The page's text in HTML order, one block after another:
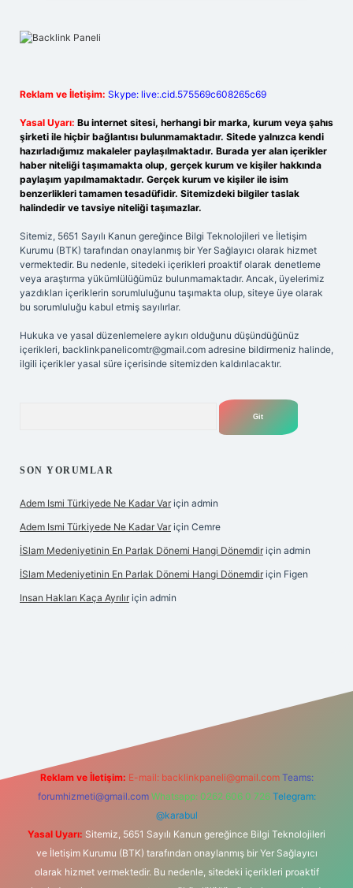
Reklam ve İletişim: Skype: live:.cid.575569c608265c69
Yasal Uyarı: Bu internet sitesi, herhangi bir marka, kurum veya şahıs
şirketi ile hiçbir bağlantısı bulunmamaktadır. Sitede yalnızca kendi
hazırladığımız makaleler paylaşılmaktadır. Burada yer alan içerikler
haber niteliği taşımamakta olup, gerçek kurum ve kişiler hakkında
paylaşım yapılmamaktadır. Gerçek kurum ve kişiler ile isim
benzerlikleri tamamen tesadüfidir. Sitemizdeki bilgiler taslak
halindedir ve tavsiye niteliği taşımazlar.
Sitemiz, 5651 Sayılı Kanun gereğince Bilgi Teknolojileri ve İletişim
Kurumu (BTK) tarafından onaylanmış bir Yer Sağlayıcı olarak hizmet
vermektedir. Bu nedenle, sitedeki içerikleri proaktif olarak denetleme
veya araştırma yükümlülüğümüz bulunmamaktadır. Ancak, üyelerimiz
yazdıkları içeriklerin sorumluluğunu taşımakta olup, siteye üye olarak
bu sorumluluğu kabul etmiş sayılırlar.
Hukuka ve yasal düzenlemelere aykırı olduğunu düşündüğünüz
içerikleri, backlinkpanelicomtr@gmail.com adresine bildirmeniz halinde,
ilgili içerikler yasal süre içerisinde sitemizden kaldırılacaktır.
SON YORUMLAR
Adem Ismi Türkiyede Ne Kadar Var için admin
Adem Ismi Türkiyede Ne Kadar Var için Cemre
İSlam Medeniyetinin En Parlak Dönemi Hangi Dönemdir için admin
İSlam Medeniyetinin En Parlak Dönemi Hangi Dönemdir için Figen
Insan Hakları Kaça Ayrılır için admin
Reklam ve İletişim: E-mail: backlinkpaneli@gmail.com Teams:
forumhizmeti@gmail.com Whatsapp: 0262 606 0 726 Telegram:
@karabul
Yasal Uyarı: Sitemiz, 5651 Sayılı Kanun gereğince Bilgi Teknolojileri
ve İletişim Kurumu (BTK) tarafından onaylanmış bir Yer Sağlayıcı
olarak hizmet vermektedir. Bu nedenle, sitedeki içerikleri proaktif